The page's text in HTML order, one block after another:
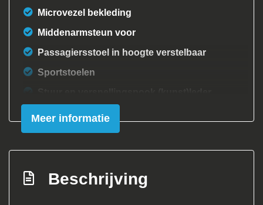
Microvezel bekleding
Middenarmsteun voor
Passagiersstoel in hoogte verstelbaar
Sportstoelen
Stuur verstelbaar
Stuurbekrachtiging snelheidsafhankelijk
Anti blokkeer systeem
Meer informatie
Beschrijving